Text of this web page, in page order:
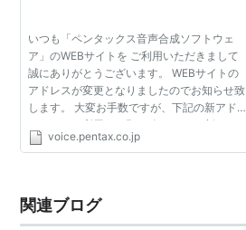
いつも「ペンタックス音声合成ソフトウェ
ア」のWEBサイトを ご利用いただきまして
誠にありがとうございます。 WEBサイトの
アドレスが変更となりましたのでお知らせ致
します。 大変お手数ですが、下記の新アドレ
スからのご利用をお願い致します。 新アドレ
ス 「 http://voice.pentax.jp/ 」 今後とも「ペ
voice.pentax.co.jp
関連ブログ